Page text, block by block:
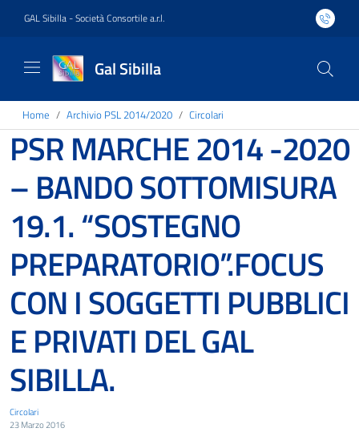
GAL Sibilla - Società Consortile a.r.l.
Gal Sibilla
Home Archivio PSL 2014/2020 Circolari
PSR MARCHE 2014 -2020
– BANDO SOTTOMISURA
19.1. “SOSTEGNO
PREPARATORIO”.FOCUS
CON I SOGGETTI PUBBLICI
E PRIVATI DEL GAL
SIBILLA.
Circolari
23 Marzo 2016